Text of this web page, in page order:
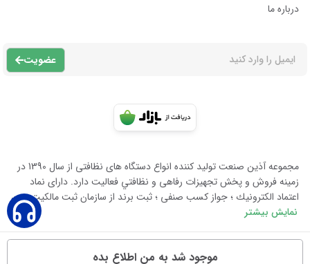
موجود شد به من اطلاع بده
درباره ما
عضویت
مجموعه آذين صنعت توليد كننده انواع دستگاه هاى نظافتى از سال 1390 در
زمينه فروش و پخش تجهيزات رفاهى و نظافتي فعاليت دارد. داراى نماد
اعتماد الكترونيك ؛ جواز كسب صنفى ؛ ثبت برند از سازمان ثبت مالكيت معن
نمایش بیشتر